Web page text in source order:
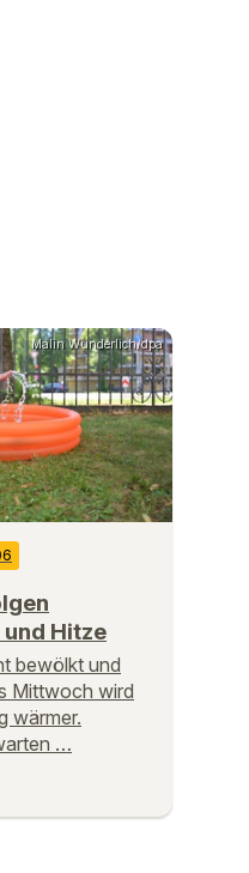
Malin Wunderlich/dpa
Hitze
bewölkt und
Mittwoch wird
wärmer.
…